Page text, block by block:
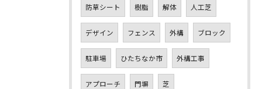
防草シート 樹脂 解体 人工芝
デザイン フェンス 外構 ブロック
駐車場 ひたちなか市 外構工事
アプローチ 門塀 芝